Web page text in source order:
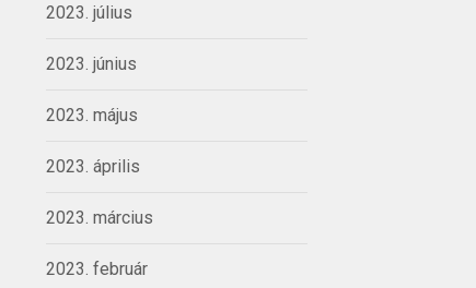
2023. július
2023. június
2023. május
2023. április
2023. március
2023. február